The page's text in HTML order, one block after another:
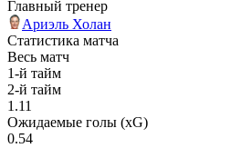
Главный тренер
Ариэль Холан
Статистика матча
Весь матч
1-й тайм
2-й тайм
1.11
Ожидаемые голы (xG)
0.54